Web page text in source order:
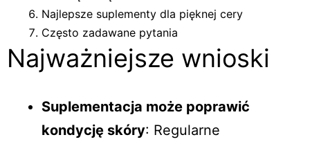
Najlepsze suplementy dla pięknej cery
Często zadawane pytania
Najważniejsze wnioski
Suplementacja może poprawić
kondycję skóry: Regularne